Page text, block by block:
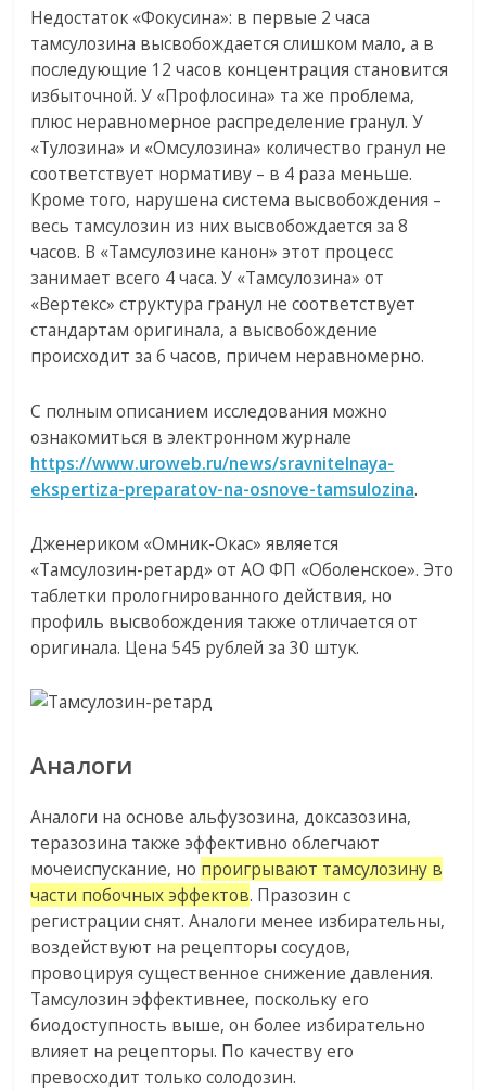
Недостаток «Фокусина»: в первые 2 часа
тамсулозина высвобождается слишком мало, а в
последующие 12 часов концентрация становится
избыточной. У «Профлосина» та же проблема,
плюс неравномерное распределение гранул. У
«Тулозина» и «Омсулозина» количество гранул не
соответствует нормативу – в 4 раза меньше.
Кроме того, нарушена система высвобождения –
весь тамсулозин из них высвобождается за 8
часов. В «Тамсулозине канон» этот процесс
занимает всего 4 часа. У «Тамсулозина» от
«Вертекс» структура гранул не соответствует
стандартам оригинала, а высвобождение
происходит за 6 часов, причем неравномерно.
С полным описанием исследования можно
ознакомиться в электронном журнале
https://www.uroweb.ru/news/sravnitelnaya-
ekspertiza-preparatov-na-osnove-tamsulozina.
Дженериком «Омник-Окас» является
«Тамсулозин-ретард» от АО ФП «Оболенское». Это
таблетки прологнированного действия, но
профиль высвобождения также отличается от
оригинала. Цена 545 рублей за 30 штук.
Аналоги
Аналоги на основе альфузозина, доксазозина,
теразозина также эффективно облегчают
мочеиспускание, но проигрывают тамсулозину в
части побочных эффектов. Празозин с
регистрации снят. Аналоги менее избирательны,
воздействуют на рецепторы сосудов,
провоцируя существенное снижение давления.
Тамсулозин эффективнее, поскольку его
биодоступность выше, он более избирательно
влияет на рецепторы. По качеству его
превосходит только солодозин.